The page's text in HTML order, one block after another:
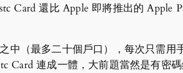
Card 還比 Apple 即將推出的 Apple
中（最多二十個戶口），每次只需用
Card 連成一體，大前題當然是有密